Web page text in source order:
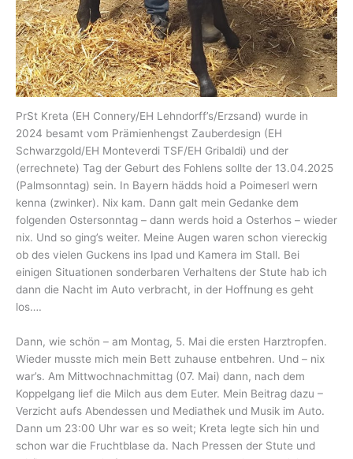
PrSt Kreta (EH Connery/EH Lehndorff’s/Erzsand) wurde in
2024 besamt vom Prämienhengst Zauberdesign (EH
Schwarzgold/EH Monteverdi TSF/EH Gribaldi) und der
(errechnete) Tag der Geburt des Fohlens sollte der 13.04.2025
(Palmsonntag) sein. In Bayern hädds hoid a Poimeserl wern
kenna (zwinker). Nix kam. Dann galt mein Gedanke dem
folgenden Ostersonntag – dann werds hoid a Osterhos – wieder
nix. Und so ging’s weiter. Meine Augen waren schon viereckig
ob des vielen Guckens ins Ipad und Kamera im Stall. Bei
einigen Situationen sonderbaren Verhaltens der Stute hab ich
dann die Nacht im Auto verbracht, in der Hoffnung es geht
los….
Dann, wie schön – am Montag, 5. Mai die ersten Harztropfen.
Wieder musste mich mein Bett zuhause entbehren. Und – nix
war’s. Am Mittwochnachmittag (07. Mai) dann, nach dem
Koppelgang lief die Milch aus dem Euter. Mein Beitrag dazu –
Verzicht aufs Abendessen und Mediathek und Musik im Auto.
Dann um 23:00 Uhr war es so weit; Kreta legte sich hin und
schon war die Fruchtblase da. Nach Pressen der Stute und